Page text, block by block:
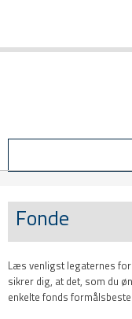
​Fonde
​Læs venligst legaternes
sikrer dig, at det, som du
enkelte fonds